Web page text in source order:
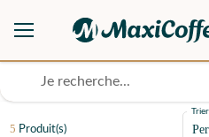
5 Produit(s)